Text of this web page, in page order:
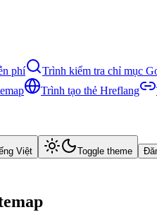
phí
Trình kiểm tra chỉ mục
Trình tạo thẻ Hreflang
Việt Toggle theme